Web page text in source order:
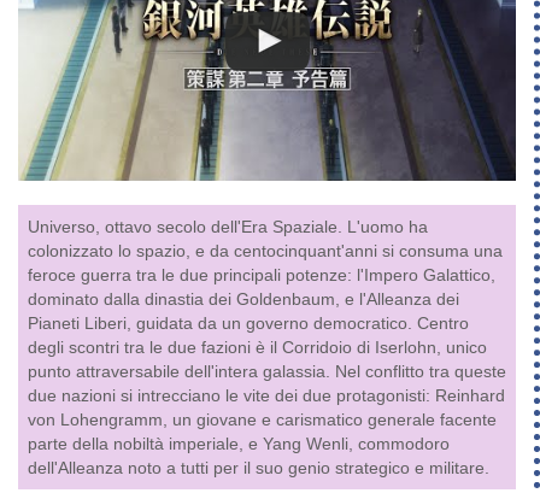
Universo, ottavo secolo dell'Era Spaziale. L'uomo ha
colonizzato lo spazio, e da centocinquant'anni si consuma una
feroce guerra tra le due principali potenze: l'Impero Galattico,
dominato dalla dinastia dei Goldenbaum, e l'Alleanza dei
Pianeti Liberi, guidata da un governo democratico. Centro
degli scontri tra le due fazioni è il Corridoio di Iserlohn, unico
punto attraversabile dell'intera galassia. Nel conflitto tra queste
due nazioni si intrecciano le vite dei due protagonisti: Reinhard
von Lohengramm, un giovane e carismatico generale facente
parte della nobiltà imperiale, e Yang Wenli, commodoro
dell'Alleanza noto a tutti per il suo genio strategico e militare.